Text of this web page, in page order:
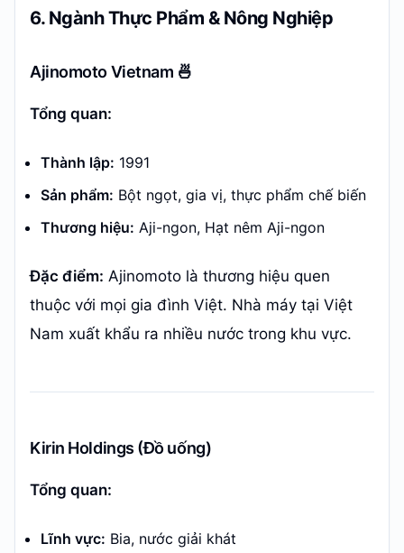
6. Ngành Thực Phẩm & Nông Nghiệp
Ajinomoto Vietnam 🍜
Tổng quan:
Thành lập: 1991
Sản phẩm: Bột ngọt, gia vị, thực phẩm chế biến
Thương hiệu: Aji-ngon, Hạt nêm Aji-ngon
Đặc điểm: Ajinomoto là thương hiệu quen
thuộc với mọi gia đình Việt. Nhà máy tại Việt
Nam xuất khẩu ra nhiều nước trong khu vực.
Kirin Holdings (Đồ uống)
Tổng quan:
Lĩnh vực: Bia, nước giải khát